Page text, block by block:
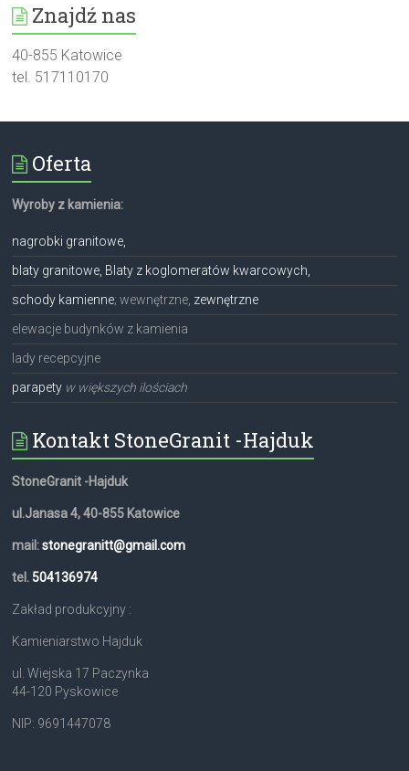
Znajdź nas
40-855 Katowice
tel. 517110170
Oferta
Wyroby z kamienia:
nagrobki granitowe,
blaty granitowe, Blaty z koglomeratów kwarcowych,
schody kamienne; wewnętrzne, zewnętrzne
elewacje budynków z kamienia
lady recepcyjne
parapety w większych ilościach
Kontakt StoneGranit -Hajduk
StoneGranit -Hajduk
ul.Janasa 4, 40-855 Katowice
mail:stonegranitt@gmail.com
tel. 504136974
Zakład produkcyjny :
Kamieniarstwo Hajduk
ul. Wiejska 17 Paczynka
44-120 Pyskowice
NIP: 9691447078